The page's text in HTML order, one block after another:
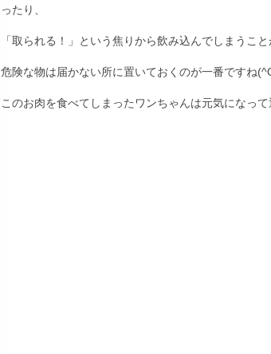
ったり、
「取られる！」という焦りから飲み込んでしまうこと
危険な物は届かない所に置いておくのが一番ですね
このお肉を食べてしまったワンちゃんは元気になっ